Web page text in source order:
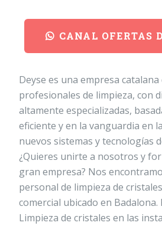
CANAL OFERTAS
Deyse es una empresa catalana
profesionales de limpieza, con
altamente especializadas,
eficiente y en la vanguardia en
nuevos sistemas y tecnologías
¿Quieres unirte a nosotros y
gran empresa? Nos
personal de limpieza de
comercial ubicado en Badalona.
Limpieza de cristales en las